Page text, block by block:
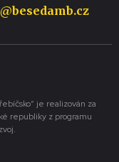
je realizován za
republiky z programu